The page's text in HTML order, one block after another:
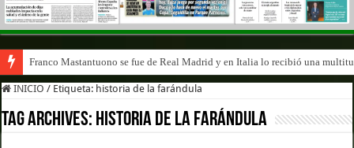
Franco Mastantuono se fue de Real Madrid y en Italia lo recibió una
INICIO / Etiqueta: historia de la farándula
Tag Archives: historia de la farándula